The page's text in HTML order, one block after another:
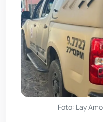
Foto: Lay